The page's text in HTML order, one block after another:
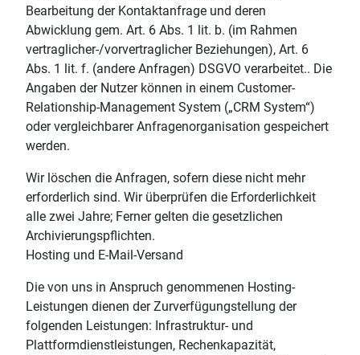
Bearbeitung der Kontaktanfrage und deren
Abwicklung gem. Art. 6 Abs. 1 lit. b. (im Rahmen
vertraglicher-/vorvertraglicher Beziehungen), Art. 6
Abs. 1 lit. f. (andere Anfragen) DSGVO verarbeitet.. Die
Angaben der Nutzer können in einem Customer-
Relationship-Management System („CRM System“)
oder vergleichbarer Anfragenorganisation gespeichert
werden.
Wir löschen die Anfragen, sofern diese nicht mehr
erforderlich sind. Wir überprüfen die Erforderlichkeit
alle zwei Jahre; Ferner gelten die gesetzlichen
Archivierungspflichten.
Hosting und E-Mail-Versand
Die von uns in Anspruch genommenen Hosting-
Leistungen dienen der Zurverfügungstellung der
folgenden Leistungen: Infrastruktur- und
Plattformdienstleistungen, Rechenkapazität,